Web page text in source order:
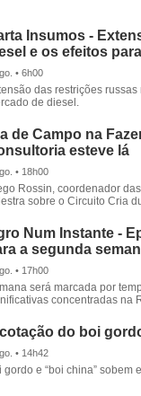
Insumos -
e os efeitos
• 6h00
das restrições
de diesel.
de Campo na
esteve lá
• 18h00
Rossin, coordenador
sobre o Circuito Cria
Num Instante -
a segunda
• 17h00
será marcada por
concentradas na
do boi
• 14h42
gordo e “boi china” sobem